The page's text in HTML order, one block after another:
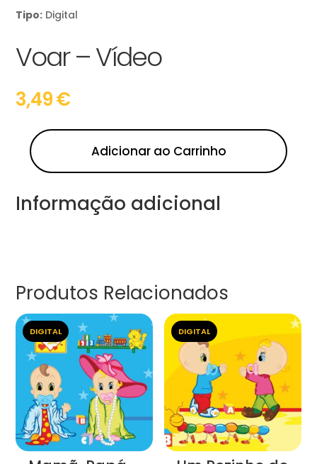
Tipo: Digital
Voar – Vídeo
3,49€
Adicionar ao Carrinho
Informação adicional
Produtos Relacionados
DIGITAL DIGITAL